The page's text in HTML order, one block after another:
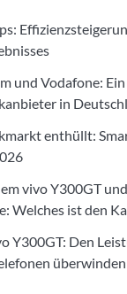
und Vodafone:
in
enthüllt:
vivo Y300GT
Welches ist den
Y300GT: Den
überwinden